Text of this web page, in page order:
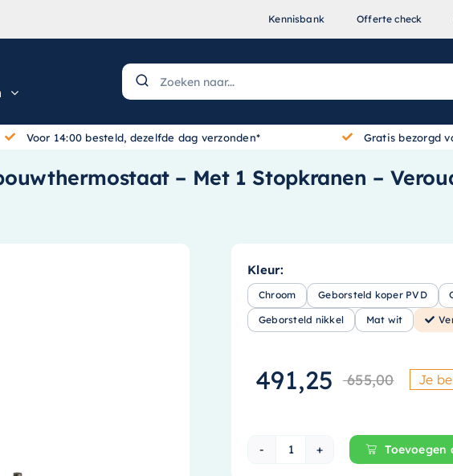
Kennisbank Offerte check
Voor 14:00 besteld, dezelfde dag verzonden* Gratis bezorgd
– Met 1 Stopkranen –
Kleur:
Chroom Geborsteld koper PVD
Geborsteld nikkel Mat wit
655,00
491,25 Je
Hotbath Cobber
Toevoegen